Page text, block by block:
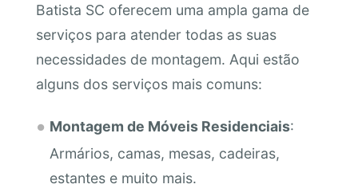
Batista SC oferecem uma ampla gama de
serviços para atender todas as suas
necessidades de montagem. Aqui estão
alguns dos serviços mais comuns:
Montagem de Móveis Residenciais:
Armários, camas, mesas, cadeiras,
estantes e muito mais.